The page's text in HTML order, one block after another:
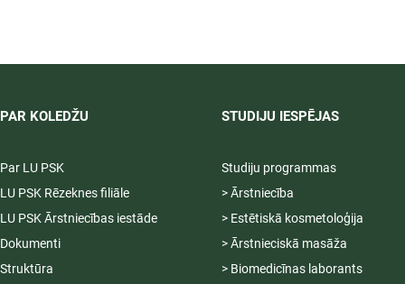
PAR KOLEDŽU
Par LU PSK
LU PSK Rēzeknes filiāle
LU PSK Ārstniecības iestāde
Dokumenti
Struktūra
STUDIJU IESPĒJAS
Studiju programmas
> Ārstniecība
> Estētiskā kosmetoloģija
> Ārstnieciskā masāža
> Biomedicīnas laborants